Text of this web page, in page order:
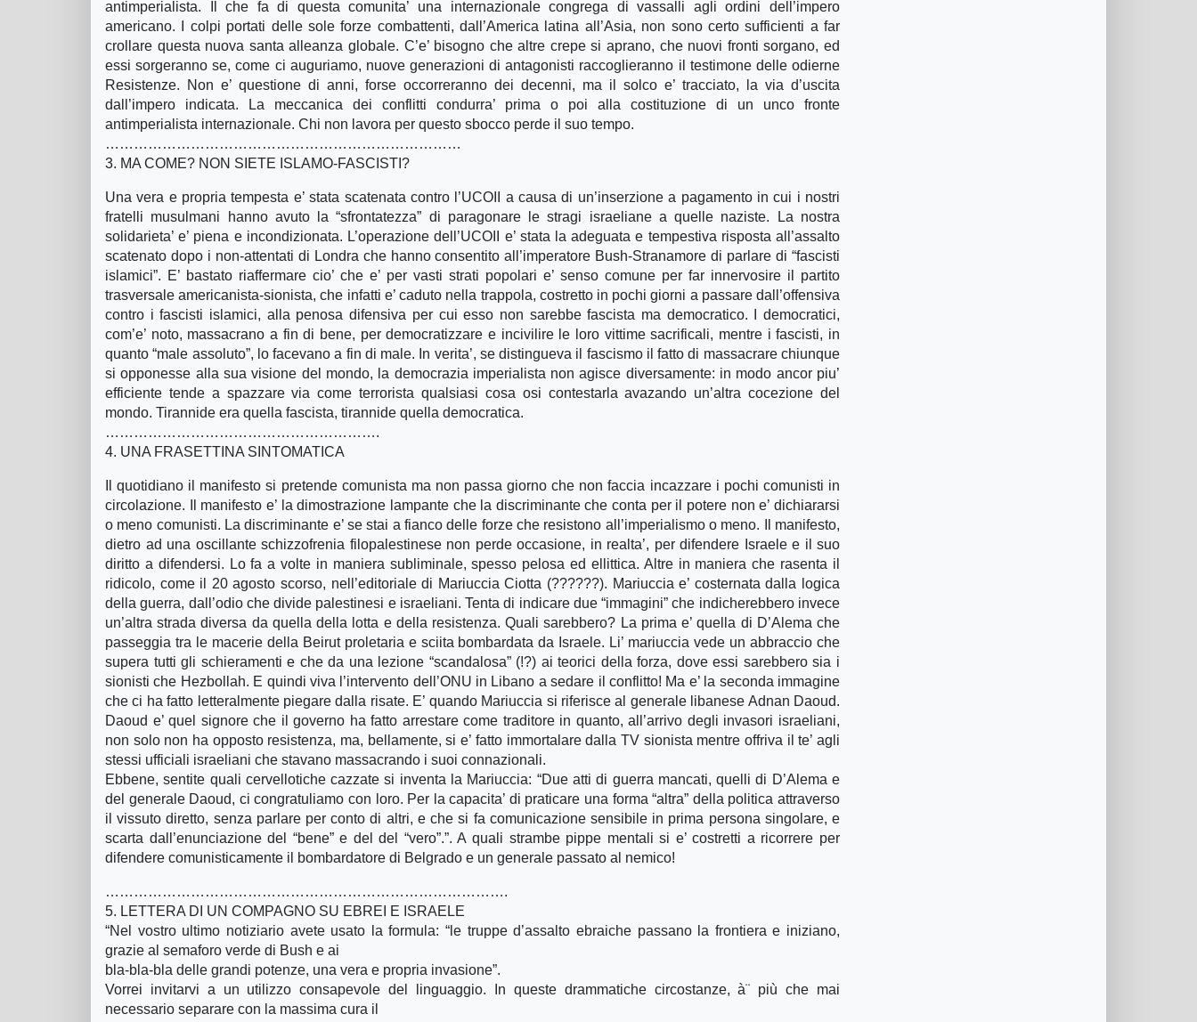
antimperialista. Il che fa di questa comunita’ una internazionale congrega di vassalli agli ordini dell’impero
americano. I colpi portati delle sole forze combattenti, dall’America latina all’Asia, non sono certo sufficienti a far
crollare questa nuova santa alleanza globale. C’e’ bisogno che altre crepe si aprano, che nuovi fronti sorgano, ed
essi sorgeranno se, come ci auguriamo, nuove generazioni di antagonisti raccoglieranno il testimone delle odierne
Resistenze. Non e’ questione di anni, forse occorreranno dei decenni, ma il solco e’ tracciato, la via d’uscita
dall’impero indicata. La meccanica dei conflitti condurra’ prima o poi alla costituzione di un unco fronte
antimperialista internazionale. Chi non lavora per questo sbocco perde il suo tempo.
…………………………………………………………………
3. MA COME? NON SIETE ISLAMO-FASCISTI?
Una vera e propria tempesta e’ stata scatenata contro l’UCOII a causa di un’inserzione a pagamento in cui i nostri
fratelli musulmani hanno avuto la “sfrontatezza” di paragonare le stragi israeliane a quelle naziste. La nostra
solidarieta’ e’ piena e incondizionata. L’operazione dell’UCOII e’ stata la adeguata e tempestiva risposta all’assalto
scatenato dopo i non-attentati di Londra che hanno consentito all’imperatore Bush-Stranamore di parlare di “fascisti
islamici”. E’ bastato riaffermare cio’ che e’ per vasti strati popolari e’ senso comune per far innervosire il partito
trasversale americanista-sionista, che infatti e’ caduto nella trappola, costretto in pochi giorni a passare dall’offensiva
contro i fascisti islamici, alla penosa difensiva per cui esso non sarebbe fascista ma democratico. I democratici,
com’e’ noto, massacrano a fin di bene, per democratizzare e incivilire le loro vittime sacrificali, mentre i fascisti, in
quanto “male assoluto”, lo facevano a fin di male. In verita’, se distingueva il fascismo il fatto di massacrare chiunque
si opponesse alla sua visione del mondo, la democrazia imperialista non agisce diversamente: in modo ancor piu’
efficiente tende a spazzare via come terrorista qualsiasi cosa osi contestarla avazando un’altra cocezione del
mondo. Tirannide era quella fascista, tirannide quella democratica.
………………………………………………….
4. UNA FRASETTINA SINTOMATICA
Il quotidiano il manifesto si pretende comunista ma non passa giorno che non faccia incazzare i pochi comunisti in
circolazione. Il manifesto e’ la dimostrazione lampante che la discriminante che conta per il potere non e’ dichiararsi
o meno comunisti. La discriminante e’ se stai a fianco delle forze che resistono all’imperialismo o meno. Il manifesto,
dietro ad una oscillante schizzofrenia filopalestinese non perde occasione, in realta’, per difendere Israele e il suo
diritto a difendersi. Lo fa a volte in maniera subliminale, spesso pelosa ed ellittica. Altre in maniera che rasenta il
ridicolo, come il 20 agosto scorso, nell’editoriale di Mariuccia Ciotta (??????). Mariuccia e’ costernata dalla logica
della guerra, dall’odio che divide palestinesi e israeliani. Tenta di indicare due “immagini” che indicherebbero invece
un’altra strada diversa da quella della lotta e della resistenza. Quali sarebbero? La prima e’ quella di D’Alema che
passeggia tra le macerie della Beirut proletaria e sciita bombardata da Israele. Li’ mariuccia vede un abbraccio che
supera tutti gli schieramenti e che da una lezione “scandalosa” (!?) ai teorici della forza, dove essi sarebbero sia i
sionisti che Hezbollah. E quindi viva l’intervento dell’ONU in Libano a sedare il conflitto! Ma e’ la seconda immagine
che ci ha fatto letteralmente piegare dalla risate. E’ quando Mariuccia si riferisce al generale libanese Adnan Daoud.
Daoud e’ quel signore che il governo ha fatto arrestare come traditore in quanto, all’arrivo degli invasori israeliani,
non solo non ha opposto resistenza, ma, bellamente, si e’ fatto immortalare dalla TV sionista mentre offriva il te’ agli
stessi ufficiali israeliani che stavano massacrando i suoi connazionali.
Ebbene, sentite quali cervellotiche cazzate si inventa la Mariuccia: “Due atti di guerra mancati, quelli di D’Alema e
del generale Daoud, ci congratuliamo con loro. Per la capacita’ di praticare una forma “altra” della politica attraverso
il vissuto diretto, senza parlare per conto di altri, e che si fa comunicazione sensibile in prima persona singolare, e
scarta dall’enunciazione del “bene” e del del “vero”.”. A quali strambe pippe mentali si e’ costretti a ricorrere per
difendere comunisticamente il bombardatore di Belgrado e un generale passato al nemico!
………………………………………………………………………….
5. LETTERA DI UN COMPAGNO SU EBREI E ISRAELE
“Nel vostro ultimo notiziario avete usato la formula: “le truppe d’assalto ebraiche passano la frontiera e iniziano,
grazie al semaforo verde di Bush e ai
bla-bla-bla delle grandi potenze, una vera e propria invasione”.
Vorrei invitarvi a un utilizzo consapevole del linguaggio. In queste drammatiche circostanze, à¨ più che mai
necessario separare con la massima cura il